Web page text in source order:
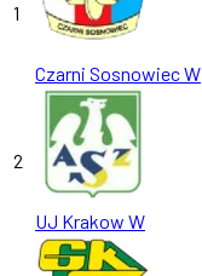
1
Czarni Sosnowiec W
2
UJ Krakow W